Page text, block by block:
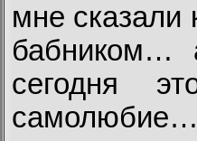
мне сказали
бабником…
сегодня
самолюбие…